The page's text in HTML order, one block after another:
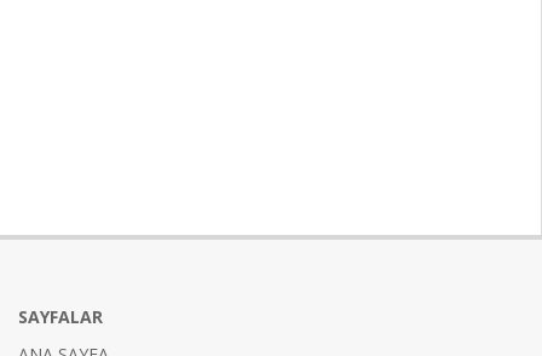
SAYFALAR